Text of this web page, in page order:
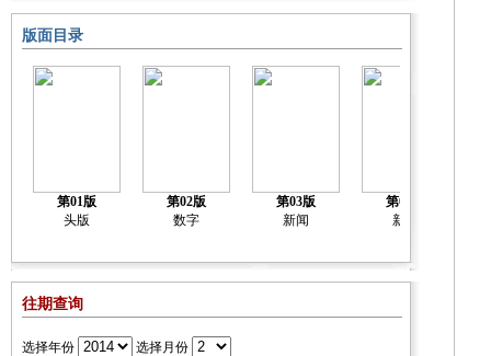
版面目录
第01版
头版
第02版
数字
第03版
新闻
第04版
新闻
往期查询
选择年份 选择月份